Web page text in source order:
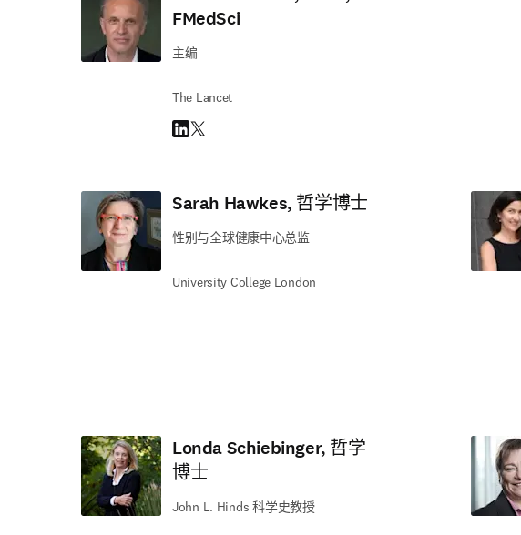
FMedSci
主编
The Lancet
LinkedIn 在新的选项卡/窗口中打开
Twitter 在新的选项卡/窗口中打开
Sarah Hawkes, 哲学博士
性别与全球健康中心总监
University College London
Londa Schiebinger, 哲学
博士
John L. Hinds 科学史教授